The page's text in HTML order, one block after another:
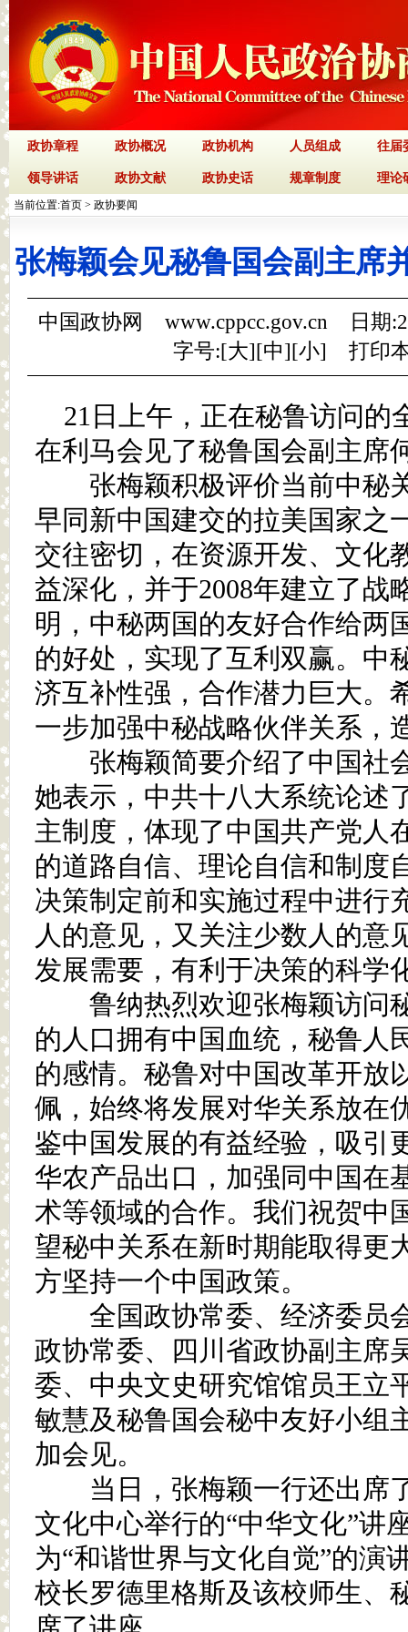
政协章程 政协概况 政协机构 人员组成 往届
领导讲话 政协文献 政协史话 规章制度 理论
当前位置:首页 > 政协要闻
张梅颖会见秘鲁国会副主席
中国政协网 www.cppcc.gov.cn 日期
字号:[大][中][小] 打印
21日上午，正在秘鲁访问的
在利马会见了秘鲁国会副主席
张梅颖积极评价当前中秘
早同新中国建交的拉美国家之
交往密切，在资源开发、文化
益深化，并于2008年建立了战
明，中秘两国的友好合作给两
的好处，实现了互利双赢。中
济互补性强，合作潜力巨大。
一步加强中秘战略伙伴关系，
张梅颖简要介绍了中国社
她表示，中共十八大系统论述
主制度，体现了中国共产党人
的道路自信、理论自信和制度
决策制定前和实施过程中进行
人的意见，又关注少数人的意
发展需要，有利于决策的科学
鲁纳热烈欢迎张梅颖访问
的人口拥有中国血统，秘鲁人
的感情。秘鲁对中国改革开放
佩，始终将发展对华关系放在
鉴中国发展的有益经验，吸引
华农产品出口，加强同中国在
术等领域的合作。我们祝贺中
望秘中关系在新时期能取得更
方坚持一个中国政策。
全国政协常委、经济委员
政协常委、四川省政协副主席
委、中央文史研究馆馆员王立
敏慧及秘鲁国会秘中友好小组
加会见。
当日，张梅颖一行还出席
文化中心举行的“中华文化”讲
为“和谐世界与文化自觉”的演
校长罗德里格斯及该校师生、